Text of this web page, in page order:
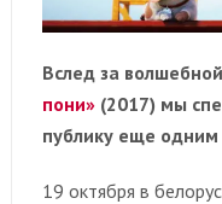
Вслед за
пони»(2017) мы
публику еще
19 октября в